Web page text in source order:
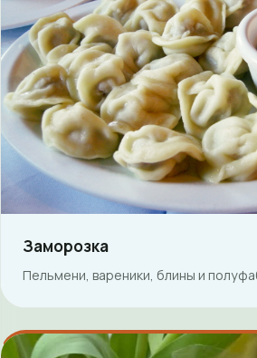
Заморозка
Пельмени, вареники, блины и